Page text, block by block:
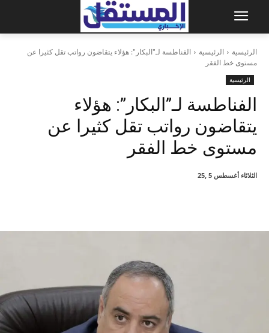
الرئيسية الرئيسية
الفناطسة لـ"البكار": هؤلاء يتقاضون رواتب تقل كثيرا عن
مستوى خط الفقر
الرئيسية
الفناطسة لـ”البكار”: هؤلاء
يتقاضون رواتب تقل كثيرا عن
مستوى خط الفقر
الثلاثاء أغسطس 5 ,25